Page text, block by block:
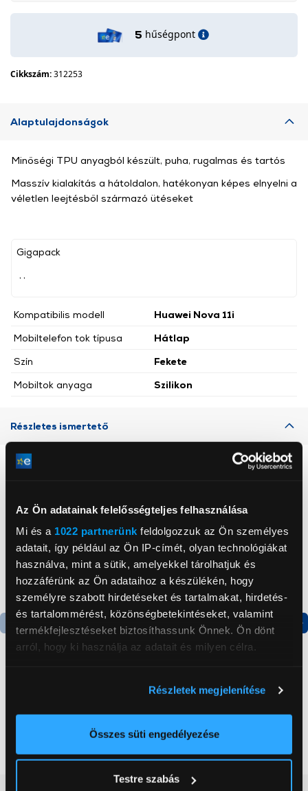
Az Ön adatainak felelősségteljes felhasználása
Mi és a 1022 partnerünk feldolgozzuk az Ön személyes
adatait, így például az Ön IP-címét, olyan technológiákat
használva, mint a sütik, amelyekkel tárolhatjuk és
hozzáférünk az Ön adataihoz a készülékén, hogy
személyre szabott hirdetéseket és tartalmakat, hirdetés-
és tartalommérést, közönségbetekintéseket, valamint
termékfejlesztéseket biztosíthassunk Önnek. Ön dönt
arról, hogy ki használja az adatait és milyen célra.
elhelyezkedéséről pár méteres pontossággal
Az Ön készülékén beazonosítása annak konkrét
módjairól és adja meg preferenciáit aRészletek
Részletek megjelenítése
Összes süti engedélyezése
Testre szabás
5 hűségpont
Cikkszám:312253
Alaptulajdonságok
Gigapack
Kompatibilis modell
Huawei Nova 11i
Mobiltelefon tok típusa
Hátlap
Szín
Fekete
Mobiltok anyaga
Szilikon
Minőségi TPU anyagból készült, puha, rugalmas és tartós
Masszív kialakítás a hátoldalon, hatékonyan képes elnyelni a
véletlen leejtésből származó ütéseket
Részletes ismertető
Termék adatlap Termék adatlap
Gorenje N619EAXL4
kombinált hűtőszekrény
179 999 Ft